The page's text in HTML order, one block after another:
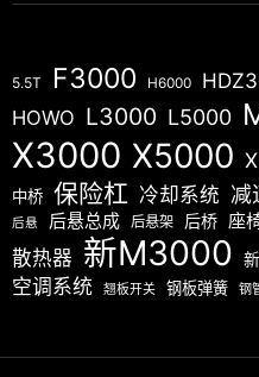
5.5T F3000 H6000
HOWO L3000 L5000
X3000 X5000
中桥 保险杠 冷却系统 减
后悬 后悬总成 后悬架 后桥 座
散热器 新M3000
空调系统 翘板开关 钢板弹簧 钢